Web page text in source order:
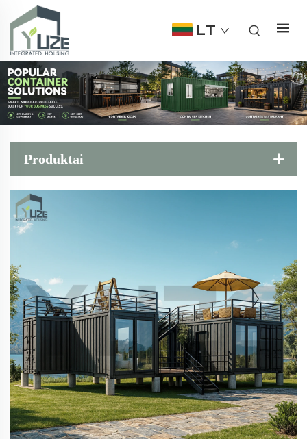
LT
Produktai